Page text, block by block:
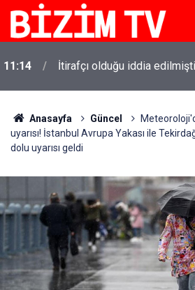
11:14 İtirafçı olduğu iddia
Anasayfa Güncel
uyarısı! İstanbul Avrupa Yakası ile
dolu uyarısı geldi